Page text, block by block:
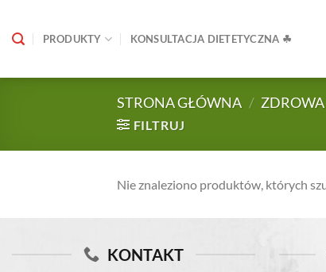
content
PRODUKTY KONSULTACJA DIETETYCZNA ☘
STRONA GŁÓWNA /
FILTRUJ
Nie znaleziono produktów, których
KONTAKT